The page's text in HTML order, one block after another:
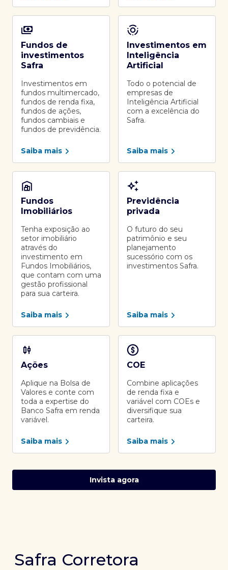
Fundos de
investimentos
Safra
Investimentos em
fundos multimercado,
fundos de renda fixa,
fundos de ações,
fundos cambiais e
fundos de previdência.
Saiba mais
Investimentos em
Inteligência
Artificial
Todo o potencial de
empresas de
Inteligência Artificial
com a excelência do
Safra.
Saiba mais
Fundos
Imobiliários
Tenha exposição ao
setor imobiliário
através do
investimento em
Fundos Imobiliários,
que contam com uma
gestão profissional
para sua carteira.
Saiba mais
Previdência
privada
O futuro do seu
patrimônio e seu
planejamento
sucessório com os
investimentos Safra.
Saiba mais
Ações
Aplique na Bolsa de
Valores e conte com
toda a expertise do
Banco Safra em renda
variável.
Saiba mais
COE
Combine aplicações
de renda fixa e
variável com COEs e
diversifique sua
carteira.
Saiba mais
Invista agora
Safra Corretora